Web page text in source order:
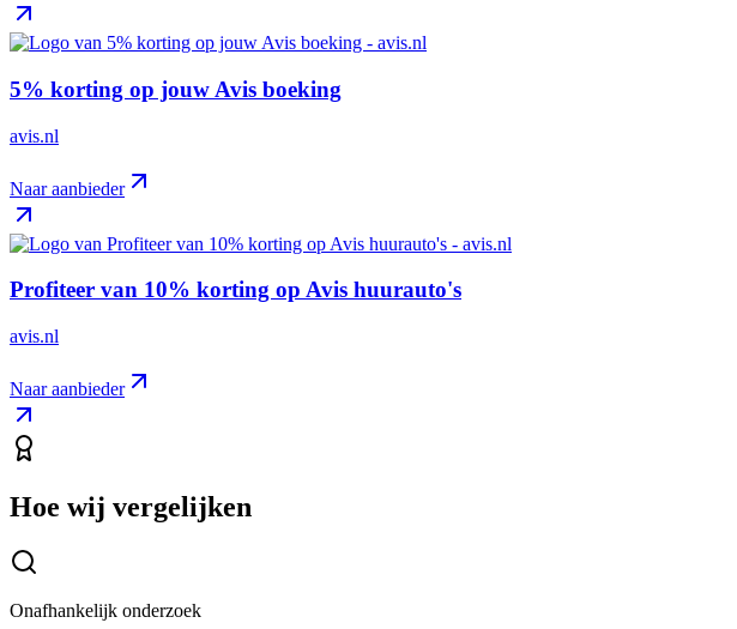
5% korting op jouw Avis boeking
avis.nl
Naar aanbieder
Profiteer van 10% korting op Avis huurauto's
avis.nl
Naar aanbieder
Hoe wij vergelijken
Onafhankelijk onderzoek